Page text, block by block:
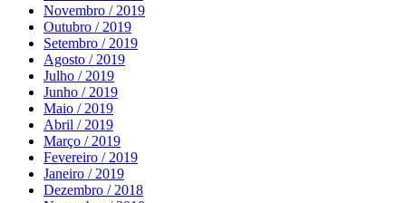
Novembro / 2019
Outubro / 2019
Setembro / 2019
Agosto / 2019
Julho / 2019
Junho / 2019
Maio / 2019
Abril / 2019
Março / 2019
Fevereiro / 2019
Janeiro / 2019
Dezembro / 2018